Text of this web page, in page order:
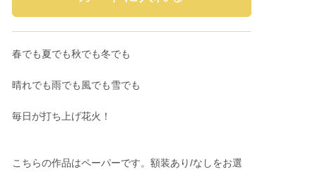
春でも夏でも秋でも冬でも
晴れでも雨でも風でも雪でも
毎日が打ち上げ花火！
こちらの作品はペーパーです。額装あり/なしをお選